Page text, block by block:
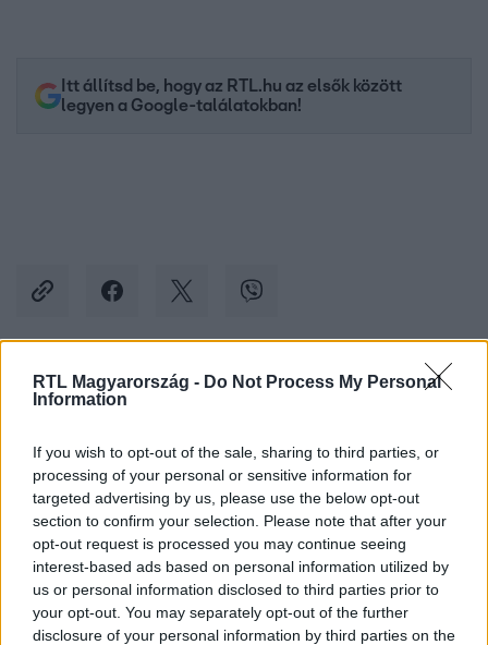
RTL Magyarország - Do Not Process My Personal
Information
If you wish to opt-out of the sale, sharing to third parties, or
processing of your personal or sensitive information for
targeted advertising by us, please use the below opt-out
section to confirm your selection. Please note that after your
opt-out request is processed you may continue seeing
interest-based ads based on personal information utilized by
us or personal information disclosed to third parties prior to
your opt-out. You may separately opt-out of the further
disclosure of your personal information by third parties on the
Itt állítsd be, hogy az RTL.hu az elsők között
legyen a Google-találatokban!
Kövess minket, és értesülj a friss hírekről a
Követem
#KÜLFÖLD VILLÁMÁRVÍZ #ÁRVÍZ